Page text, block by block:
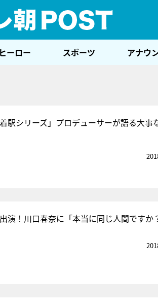
ーロー スポーツ アナウ
駅シリーズ」プロデューサーが語る大事
演！川口春奈に「本当に同じ人間ですか